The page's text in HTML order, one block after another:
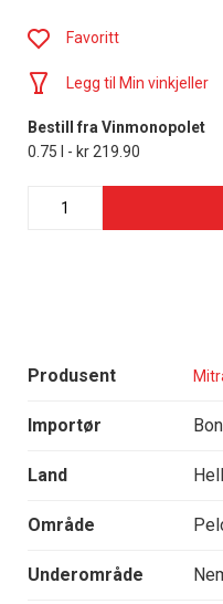
Produsent
Importør
Land
Område
Underområde
Favoritt
Legg til Min vinkjeller
Bestill fra Vinmonopolet
0.75 l - kr 219.90